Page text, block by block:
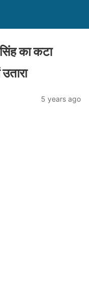
का कटा
5 years ago